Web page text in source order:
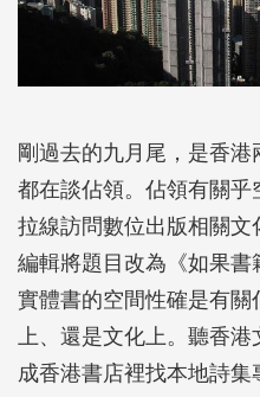
剛過去的九月尾，是香
都在談佔領。佔領有關
拉線訪問數位出版相關文
編輯將題目改為《如果
實體書的空間性確是有
上、還是文化上。聽香
成香港書店裡找本地詩